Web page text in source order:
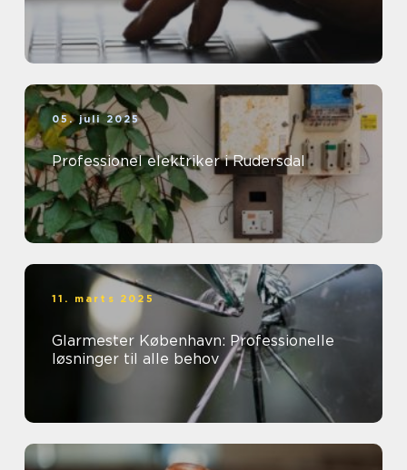
05. juli 2025
Professionel elektriker i Rudersdal
11. marts 2025
Glarmester København: Professionelle
løsninger til alle behov